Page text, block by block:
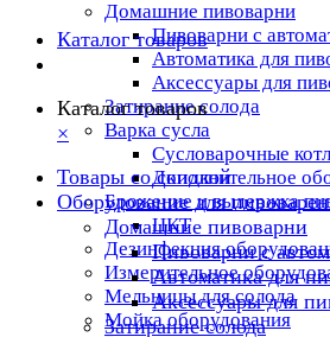
Домашние пивоварни
Пивоварни с
Автоматика для
Аксессуары для
Затирание солода
Варка сусла
Cусловарочные
Дополнительное
Брожение и выдержка
ЦКТ
Дезинфекция
Измерительное
Мельницы для солода
Мойка оборудования
Каталог товаров
Каталог товаров
×
Товары со скидкой
Оборудование для
Домашние пивоварни
Пивоварни с
Автоматика для
Аксессуары для
Затирание солода